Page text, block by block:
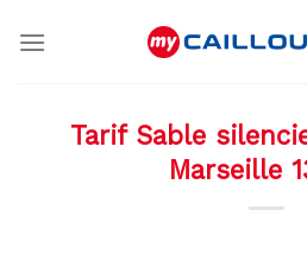
Tarif Sable
Marseille